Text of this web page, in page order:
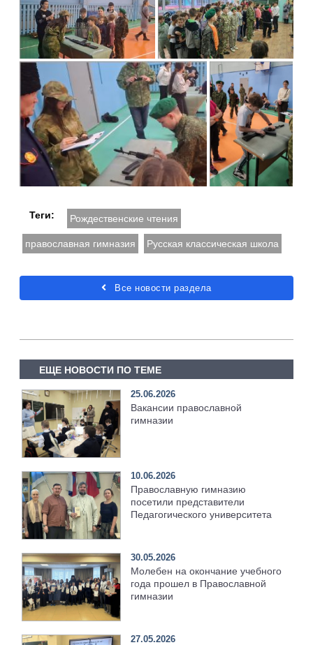
Теги: Рождественские чтения
православная гимназия Русская классическая школа
Все новости раздела
ЕЩЕ НОВОСТИ ПО ТЕМЕ
25.06.2026
Вакансии православной
гимназии
10.06.2026
Православную гимназию
посетили представители
Педагогического университета
30.05.2026
Молебен на окончание учебного
года прошел в Православной
гимназии
27.05.2026